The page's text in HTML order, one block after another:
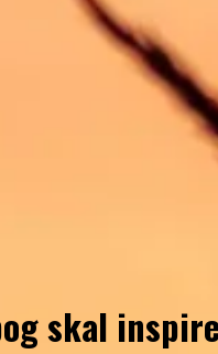
skal